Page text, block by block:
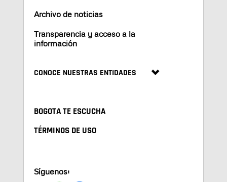
Archivo de noticias
Transparencia y acceso a la
información
CONOCE NUESTRAS ENTIDADES
BOGOTA TE ESCUCHA
TÉRMINOS DE USO
Síguenos: